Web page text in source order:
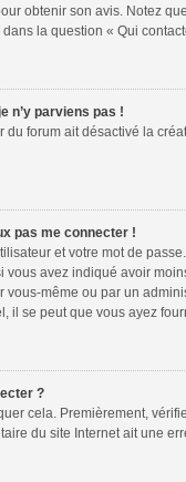
obtenir son avis. Notez
la question « Qui
n’y parviens pas !
du forum ait désactivé la
pas me connecter !
et votre mot de
vous avez indiqué avoir
vous-même ou par un
il se peut que vous ayez
?
cela. Premièrement,
du site Internet ait une